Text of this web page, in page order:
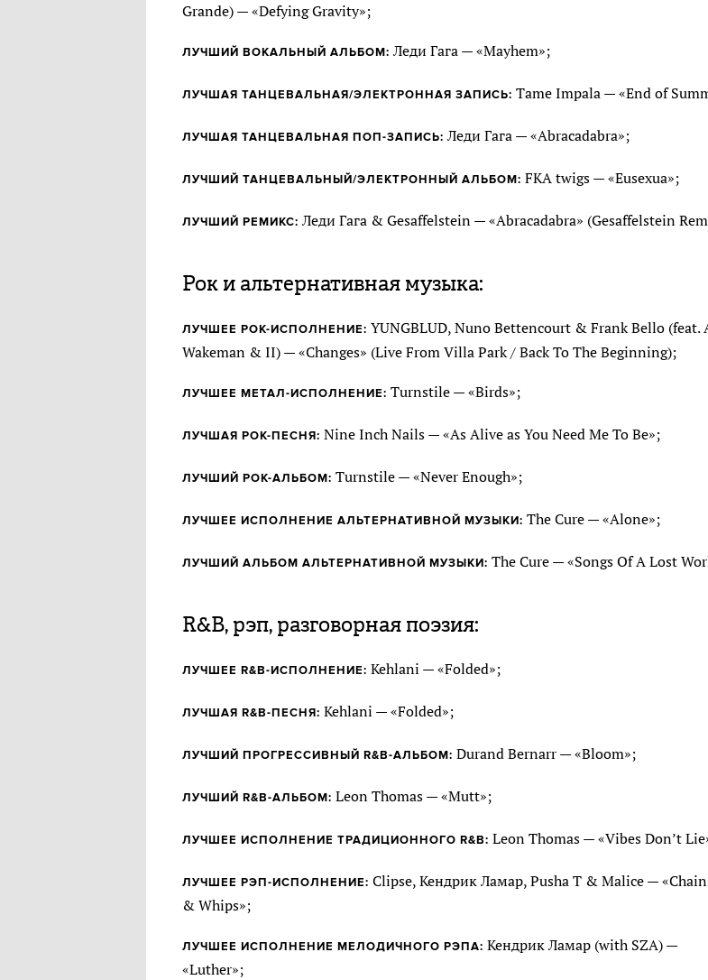
Grande) — «Defying Gravity»;
ЛУЧШИЙ ВОКАЛЬНЫЙ АЛЬБОМ: Леди Гага — «Mayhem»;
ЛУЧШАЯ ТАНЦЕВАЛЬНАЯ/ЭЛЕКТРОННАЯ ЗАПИСЬ: Tame Impala — «End of
ЛУЧШАЯ ТАНЦЕВАЛЬНАЯ ПОП-ЗАПИСЬ: Леди Гага — «Abracadabra»;
ЛУЧШИЙ ТАНЦЕВАЛЬНЫЙ/ЭЛЕКТРОННЫЙ АЛЬБОМ: FKA twigs — «Eusexua»;
ЛУЧШИЙ РЕМИКС: Леди Гага & Gesaffelstein — «Abracadabra» (Gesaffelstein
Рок и альтернативная музыка:
ЛУЧШЕЕ РОК-ИСПОЛНЕНИЕ: YUNGBLUD, Nuno Bettencourt & Frank Bello (feat.
Wakeman & II) — «Changes» (Live From Villa Park / Back To The Beginning);
ЛУЧШЕЕ МЕТАЛ-ИСПОЛНЕНИЕ: Turnstile — «Birds»;
ЛУЧШАЯ РОК-ПЕСНЯ: Nine Inch Nails — «As Alive as You Need Me To Be»;
ЛУЧШИЙ РОК-АЛЬБОМ: Turnstile — «Never Enough»;
ЛУЧШЕЕ ИСПОЛНЕНИЕ АЛЬТЕРНАТИВНОЙ МУЗЫКИ: The Cure — «Alone»;
ЛУЧШИЙ АЛЬБОМ АЛЬТЕРНАТИВНОЙ МУЗЫКИ: The Cure — «Songs Of A Lost
R&B, рэп, разговорная поэзия:
ЛУЧШЕЕ R&B-ИСПОЛНЕНИЕ: Kehlani — «Folded»;
ЛУЧШАЯ R&B-ПЕСНЯ: Kehlani — «Folded»;
ЛУЧШИЙ ПРОГРЕССИВНЫЙ R&B-АЛЬБОМ: Durand Bernarr — «Bloom»;
ЛУЧШИЙ R&B-АЛЬБОМ: Leon Thomas — «Mutt»;
ЛУЧШЕЕ ИСПОЛНЕНИЕ ТРАДИЦИОННОГО R&B: Leon Thomas — «Vibes Don’t
ЛУЧШЕЕ РЭП-ИСПОЛНЕНИЕ: Clipse, Кендрик Ламар, Pusha T & Malice —
& Whips»;
ЛУЧШЕЕ ИСПОЛНЕНИЕ МЕЛОДИЧНОГО РЭПА: Кендрик Ламар (with SZA) —
«Luther»;